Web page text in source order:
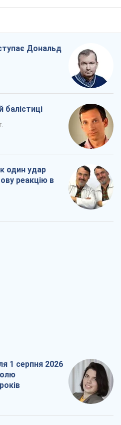
Дональд
балістиці
один удар
реакцію в
1 серпня 2026